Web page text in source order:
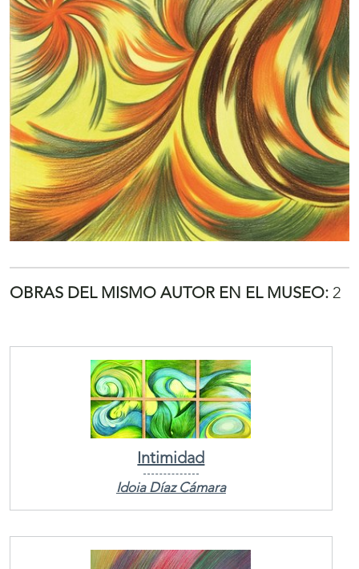
OBRAS DEL MISMO AUTOR EN EL MUSEO: 2
Intimidad
Idoia Díaz Cámara